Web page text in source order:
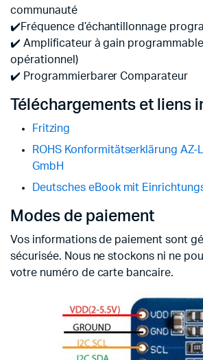
communauté
✔️Fréquence d’échantillonnage
✔️ Amplificateur à gain
opérationnel)
✔️ Programmierbarer Comparateur
Téléchargements et liens
Fritzing
ROHS Konformitätserklärung
GmbH
Deutsches eBook mit
Modes de paiement
Vos informations de paiement sont
sécurisée. Nous ne stockons ni ne
votre numéro de carte bancaire.